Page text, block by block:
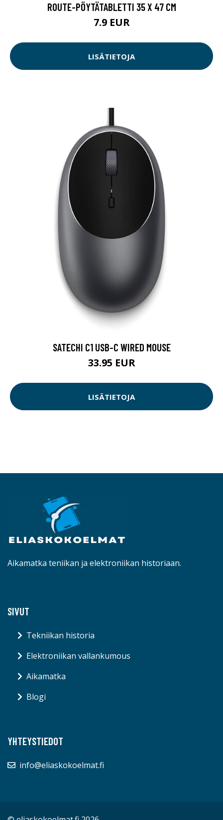
ROUTE-PÖYTÄTABLETTI 35 X 47 CM
7.9 EUR
LISÄTIETOJA
SATECHI C1 USB-C WIRED MOUSE
33.95 EUR
LISÄTIETOJA
Aikamatka teniikan ja elektroniikan historiaan.
SIVUT
Tekniikan historia
Elektroniikan vallankumous
Aikamatka
Blogi
YHTEYSTIEDOT
info@eliaskokoelmat.fi